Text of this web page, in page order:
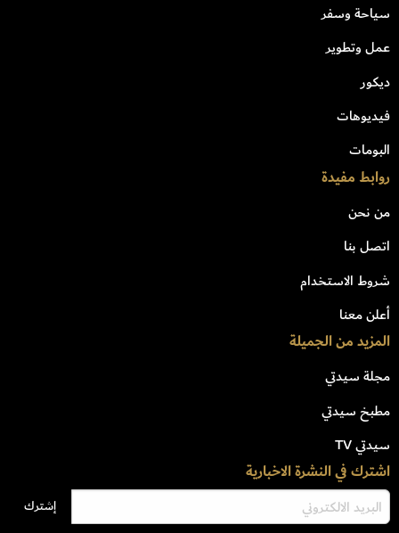
سياحة وسفر
عمل وتطوير
ديكور
فيديوهات
البومات
روابط مفيدة
من نحن
اتصل بنا
شروط الاستخدام
أعلن معنا
المزيد من الجميلة
مجلة سيدتي
مطبخ سيدتي
سيدتي TV
اشترك في النشرة الاخبارية